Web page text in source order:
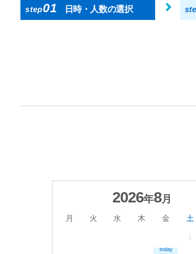
step01 日時・人数の選択
2026年8月
月 火 水 木 金 土
1